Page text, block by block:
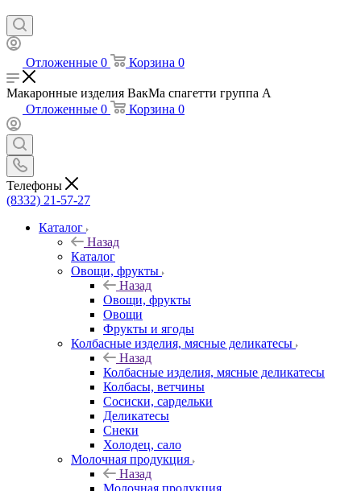
Отложенные 0 Корзина 0
Макаронные изделия ВакМа cпагетти группа А
Отложенные 0 Корзина 0
Телефоны
(8332) 21-57-27
Каталог
Назад
Каталог
Овощи, фрукты
Назад
Овощи, фрукты
Овощи
Фрукты и ягоды
Колбасные изделия, мясные деликатесы
Назад
Колбасные изделия, мясные деликатесы
Колбасы, ветчины
Сосиски, сардельки
Деликатесы
Снеки
Холодец, сало
Молочная продукция
Назад
Молочная продукция